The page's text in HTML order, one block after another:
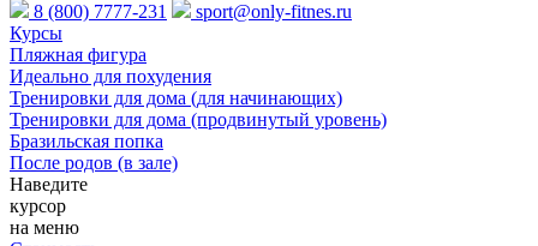
8 (800) 7777-231
sport@only-fitnes.ru
Курсы
Пляжная фигура
Идеально для похудения
Тренировки для дома (для начинающих)
Тренировки для дома (продвинутый уровень)
Бразильская попка
После родов (в зале)
Наведите
курсор
на меню